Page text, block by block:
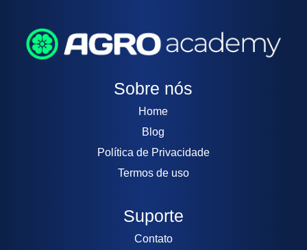
Sobre nós
Home
Blog
Política de Privacidade
Termos de uso
Suporte
Contato